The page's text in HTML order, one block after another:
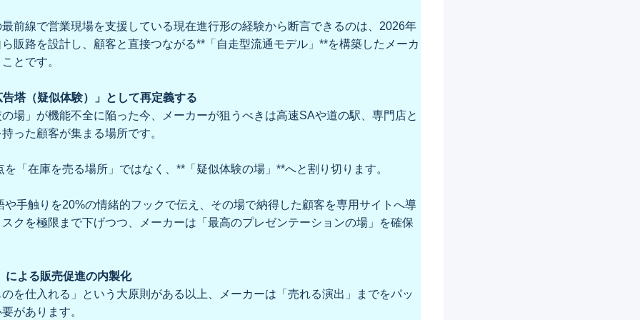
前線で営業現場を支援している現在進行形の経験から断言できるのは、2026年
販路を設計し、顧客と直接つながる**「自走型流通モデル」**を構築したメーカ
とです。
塔（疑似体験）」として再定義する
場」が機能不全に陥った今、メーカーが狙うべきは高速SAや道の駅、専門店と
った顧客が集まる場所です。
「在庫を売る場所」ではなく、**「疑似体験の場」**へと割り切ります。
や手触りを20%の情緒的フックで伝え、その場で納得した顧客を専用サイトへ導
クを極限まで下げつつ、メーカーは「最高のプレゼンテーションの場」を確保
による販売促進の内製化
を仕入れる」という大原則がある以上、メーカーは「売れる演出」までをパッ
があります。